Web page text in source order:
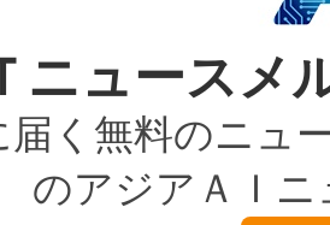
能性もあります
～4億ドルかか
者（CEO）であ
fully-connected
用可能な電力容
貢献します。こ
契約（SLA）違
劣化によるダウ
ポットにより、
豊かなディテー
範囲を検出
ニュース
届く無料のニュ
のアジアＡＩ